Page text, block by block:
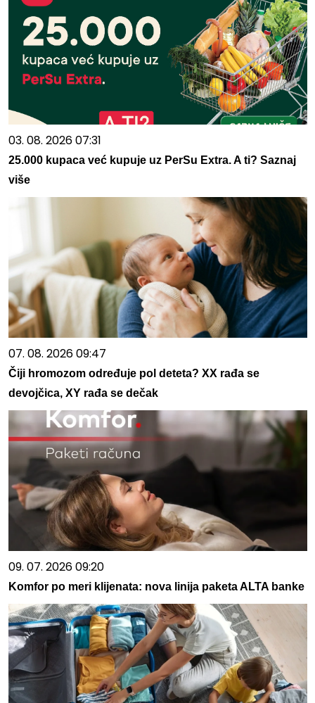
03. 08. 2026 07:31
25.000 kupaca već kupuje uz PerSu Extra. A ti? Saznaj
više
07. 08. 2026 09:47
Čiji hromozom određuje pol deteta? XX rađa se
devojčica, XY rađa se dečak
09. 07. 2026 09:20
Komfor po meri klijenata: nova linija paketa ALTA banke